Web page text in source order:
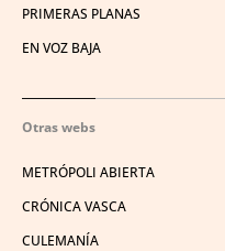
PRIMERAS PLANAS
EN VOZ BAJA
Otras webs
METRÓPOLI ABIERTA
CRÓNICA VASCA
CULEMANÍA